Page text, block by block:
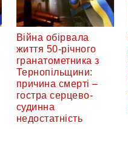
Війна обірвала
життя 50-річного
гранатометника з
Тернопільщини:
причина смерті –
гостра серцево-
судинна
недостатність